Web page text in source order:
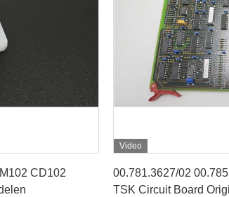
CD102
Video
00.781.3627/02
TSK Circuit Board